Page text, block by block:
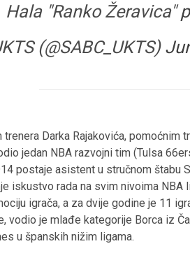
"Ranko Žeravica"
(@SABC_UKTS)
Darka Rajakovića, pomoćnim
jedan NBA razvojni tim (Tulsa
postaje asistent u stručnom štabu
iskustvo rada na svim nivoima NBA
igrača, a za dvije godine je 11
vodio je mlađe kategorije Borca iz
u španskih nižim ligama.